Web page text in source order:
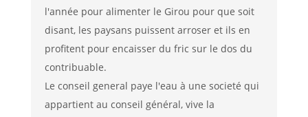
l'année pour alimenter le Girou pour que soit
disant, les paysans puissent arroser et ils en
profitent pour encaisser du fric sur le dos du
contribuable.
Le conseil general paye l'eau à une societé qui
appartient au conseil général, vive la